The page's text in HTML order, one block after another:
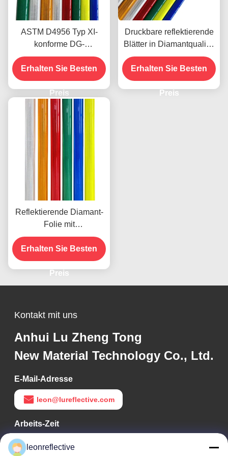
ASTM D4956 Typ XI-
konforme DG-
Reflexionsbleche in
Diamantqualität mit
druckempfindlichem
Klebstoff für
Straßenschilder
Erhalten Sie Besten
Preis
Druckbare reflektierende
Blätter in Diamantqualität
mit hoher Reflektivität und
Mikroprismatischer
Struktur für die
Verkehrssicherheit
Erhalten Sie Besten
Preis
Reflektierende Diamant-
Folie mit
mikroprismatischer
Technologie für 10 Jahre
Lebensdauer
Erhalten Sie Besten
Preis
Kontakt mit uns
Anhui Lu Zheng Tong
New Material Technology Co., Ltd.
E-Mail-Adresse
leon@lureflective.com
Arbeits-Zeit
9:00-18:00
leonreflective